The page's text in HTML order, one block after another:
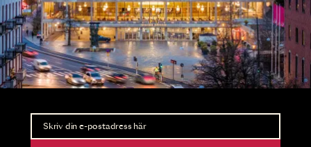
Nyhetsbrev
Ta del av förhandsinformation och biljettsläpp.